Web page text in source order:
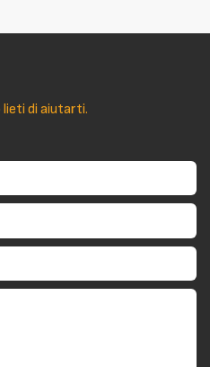
lieti di aiutarti.